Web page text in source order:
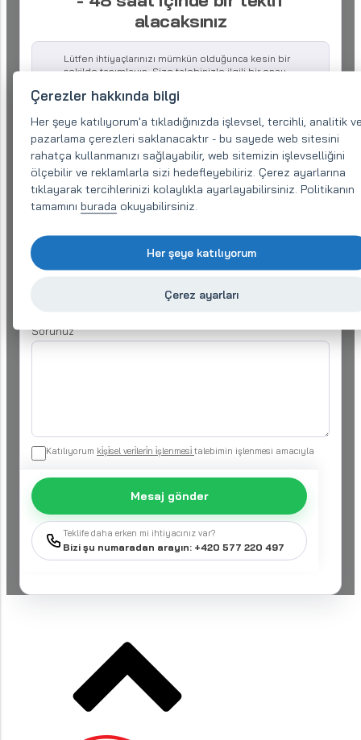
Çerezler hakkında bilgi
Her şeye katılıyorum'a tıkladığınızda işlevsel, tercihli, analitik
pazarlama çerezleri saklanacaktır - bu sayede web sitesini
rahatça kullanmanızı sağlayabilir, web sitemizin işlevselliğini
ölçebilir ve reklamlarla sizi hedefleyebiliriz. Çerez ayarlarına
tıklayarak tercihlerinizi kolaylıkla ayarlayabilirsiniz. Politikanın
tamamını burada okuyabilirsiniz.
Her şeye katılıyorum
Çerez ayarları
alacaksınız
Lütfen ihtiyaçlarınızı mümkün olduğunca kesin bir
şekilde tanımlayın. Size talebinizle ilgili bir onay
yönlendireceğiz. Bu uzman, daha fazla bilgi için
geçebilir.
Şirket adı:
E-posta (gerekli)
Telefon:*
Sorunuz*
Katılıyorum ki̇şi̇sel veri̇leri̇n i̇şlenmesi̇ talebimin işlenmesi amacıyla
Mesaj gönder
Teklife daha erken mi ihtiyacınız var?
Bizi şu numaradan arayın: +420 577 220 497